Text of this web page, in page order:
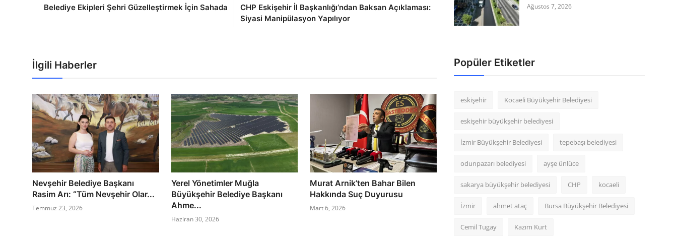
Belediye Ekipleri Şehri Güzelleştirmek İçin Sahada
CHP Eskişehir İl Başkanlığı’ndan Baksan Açıklaması:
Siyasi Manipülasyon Yapılıyor
İlgili Haberler
Nevşehir Belediye Başkanı
Rasim Arı: “Tüm Nevşehir Olar...
Temmuz 23, 2026
Yerel Yönetimler Muğla
Büyükşehir Belediye Başkanı
Ahme...
Haziran 30, 2026
Murat Arnik’ten Bahar Bilen
Hakkında Suç Duyurusu
Mart 6, 2026
Ağustos 7, 2026
Popüler Etiketler
eskişehir Kocaeli Büyükşehir Belediyesi
eskişehir büyükşehir belediyesi
İzmir Büyükşehir Belediyesi tepebaşı belediyesi
odunpazarı belediyesi ayşe ünlüce
sakarya büyükşehir belediyesi CHP kocaeli
İzmir ahmet ataç Bursa Büyükşehir Belediyesi
Cemil Tugay Kazım Kurt